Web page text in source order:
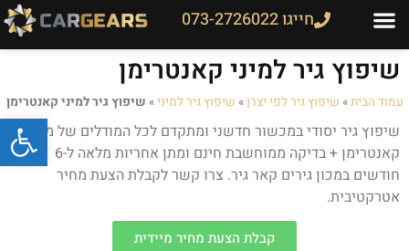
חייגו 073-2726022
שיפוץ גיר למיני קאנטרימן
עמוד הבית» שיפוץ גיר לפי יצרן» שיפוץ גיר למיני» שיפוץ גיר למיני קאנטרימן
שיפוץ גיר יסודי במכשור חדשני ומתקדם לכל המודלים של מיני
קאנטרימן + בדיקה ממוחשבת חינם ומתן אחריות מלאה ל-6
חודשים במכון גירים קאר גיר. צרו קשר לקבלת הצעת מחיר
אטרקטיבית.
קבלת הצעת מחיר מיידית